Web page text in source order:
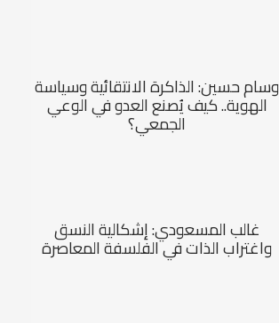
وسام حسين: الذاكرة الانتقائية وسياسة
الهوية.. كيف يُصنع العدو في الوعي
الجمعي؟
غالب المسعودي: إشكالية النسق
واغتراب الذات في الفلسفة المعاصرة